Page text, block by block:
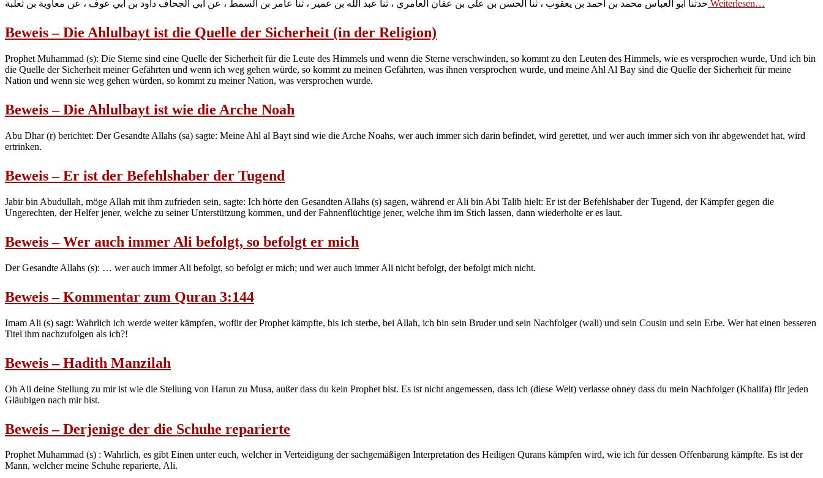
حدثنا أبو العباس محمد بن أحمد بن يعقوب ، ثنا الحسن بن علي بن عفان العامري ، ثنا عبد الله بن عمير ، ثنا عامر بن السمط ، عن أبي الجحاف داود بن أبي عوف ، عن معاوية بن ثعلبة Weiterlesen…
Beweis – Die Ahlulbayt ist die Quelle der Sicherheit (in der Religion)
Prophet Muhammad (s): Die Sterne sind eine Quelle der Sicherheit für die Leute des Himmels und wenn die Sterne verschwinden, so kommt zu den Leuten des Himmels, wie es versprochen wurde, Und ich bin
die Quelle der Sicherheit meiner Gefährten und wenn ich weg gehen würde, so kommt zu meinen Gefährten, was ihnen versprochen wurde, und meine Ahl Al Bay sind die Quelle der Sicherheit für meine
Nation und wenn sie weg gehen würden, so kommt zu meiner Nation, was versprochen wurde.
Beweis – Die Ahlulbayt ist wie die Arche Noah
Abu Dhar (r) berichtet: Der Gesandte Allahs (sa) sagte: Meine Ahl al Bayt sind wie die Arche Noahs, wer auch immer sich darin befindet, wird gerettet, und wer auch immer sich von ihr abgewendet hat, wird
ertrinken.
Beweis – Er ist der Befehlshaber der Tugend
Jabir bin Abudullah, möge Allah mit ihm zufrieden sein, sagte: Ich hörte den Gesandten Allahs (s) sagen, während er Ali bin Abi Talib hielt: Er ist der Befehlshaber der Tugend, der Kämpfer gegen die
Ungerechten, der Helfer jener, welche zu seiner Unterstützung kommen, und der Fahnenflüchtige jener, welche ihm im Stich lassen, dann wiederholte er es laut.
Beweis – Wer auch immer Ali befolgt, so befolgt er mich
Der Gesandte Allahs (s): … wer auch immer Ali befolgt, so befolgt er mich; und wer auch immer Ali nicht befolgt, der befolgt mich nicht.
Beweis – Kommentar zum Quran 3:144
Imam Ali (s) sagt: Wahrlich ich werde weiter kämpfen, wofür der Prophet kämpfte, bis ich sterbe, bei Allah, ich bin sein Bruder und sein Nachfolger (wali) und sein Cousin und sein Erbe. Wer hat einen besseren
Titel ihm nachzufolgen als ich?!
Beweis – Hadith Manzilah
Oh Ali deine Stellung zu mir ist wie die Stellung von Harun zu Musa, außer dass du kein Prophet bist. Es ist nicht angemessen, dass ich (diese Welt) verlasse ohney dass du mein Nachfolger (Khalifa) für jeden
Gläubigen nach mir bist.
Beweis – Derjenige der die Schuhe reparierte
Prophet Muhammad (s) : Wahrlich, es gibt Einen unter euch, welcher in Verteidigung der sachgemäßigen Interpretation des Heiligen Qurans kämpfen wird, wie ich für dessen Offenbarung kämpfte. Es ist der
Mann, welcher meine Schuhe reparierte, Ali.